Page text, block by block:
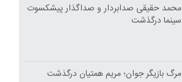
محمد حقیقی صدابردار و صداگذار پیشکسوت
سینما درگذشت
مرگ بازیگر جوان؛ مریم همتیان درگذشت